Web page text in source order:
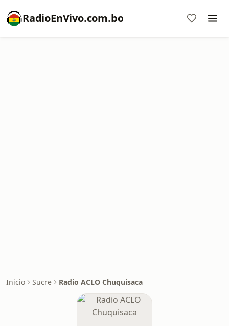
RadioEnVivo.com.bo
Inicio Sucre Radio ACLO Chuquisaca